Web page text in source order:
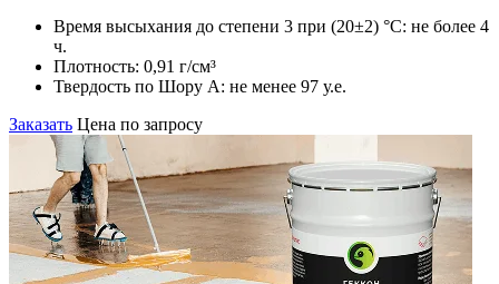
Время высыхания до степени 3 при (20±2) °С: не более 4
ч.
Плотность: 0,91 г/см³
Твердость по Шору А: не менее 97 у.е.
Заказать Цена по запросу